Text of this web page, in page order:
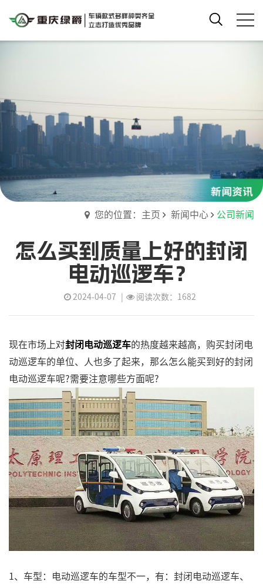
您的位置：主页 新闻中心 公司新闻
怎么买到质量上好的封闭
电动巡逻车？
2024-04-07 阅读次数：1682
现在市场上对封闭电动巡逻车的热度越来越高，购买封闭电
动巡逻车的单位、人也多了起来，那么怎么能买到好的封闭
电动巡逻车呢?需要注意哪些方面呢?
1、车型：电动巡逻车的车型不一，有：封闭电动巡逻车、